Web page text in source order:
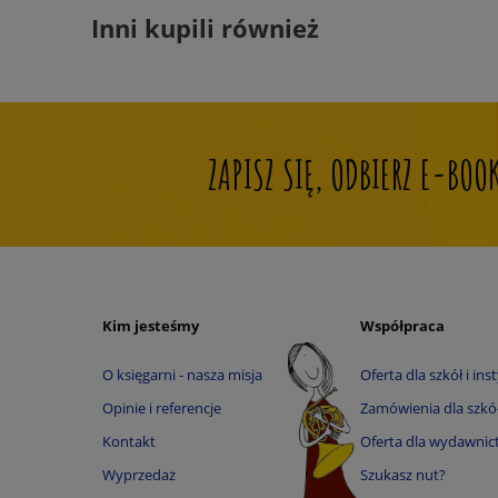
Inni kupili również
ZAPISZ SIĘ, ODBIERZ E-
Kim jesteśmy
O księgarni - nasza misja
Opinie i referencje
Kontakt
Wyprzedaż
Współpraca
Oferta dla szkół i
Zamówienia dla
Oferta dla
Szukasz nut?